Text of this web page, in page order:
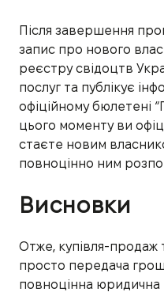
Після завершення
запис про нового
реєстру свідоцтв
послуг та публікує
офіційному бюлетені
цього моменту ви
стаєте новим
повноцінно ним
Висновки
Отже, купівля-
просто передача
повноцінна юридична